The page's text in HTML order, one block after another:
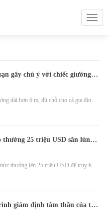
gây chú ý với chiếc giường
dài hơn 6 m, đủ chỗ cho cả gia đình
thưởng 25 triệu USD săn lùng
túy Mexico
thưởng lên 25 triệu USD để truy bắt
giám định tâm thần của tài
sinh Vĩnh Long tử vong